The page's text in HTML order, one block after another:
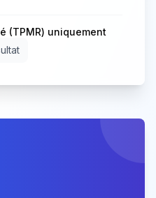
(TPMR) uniquement